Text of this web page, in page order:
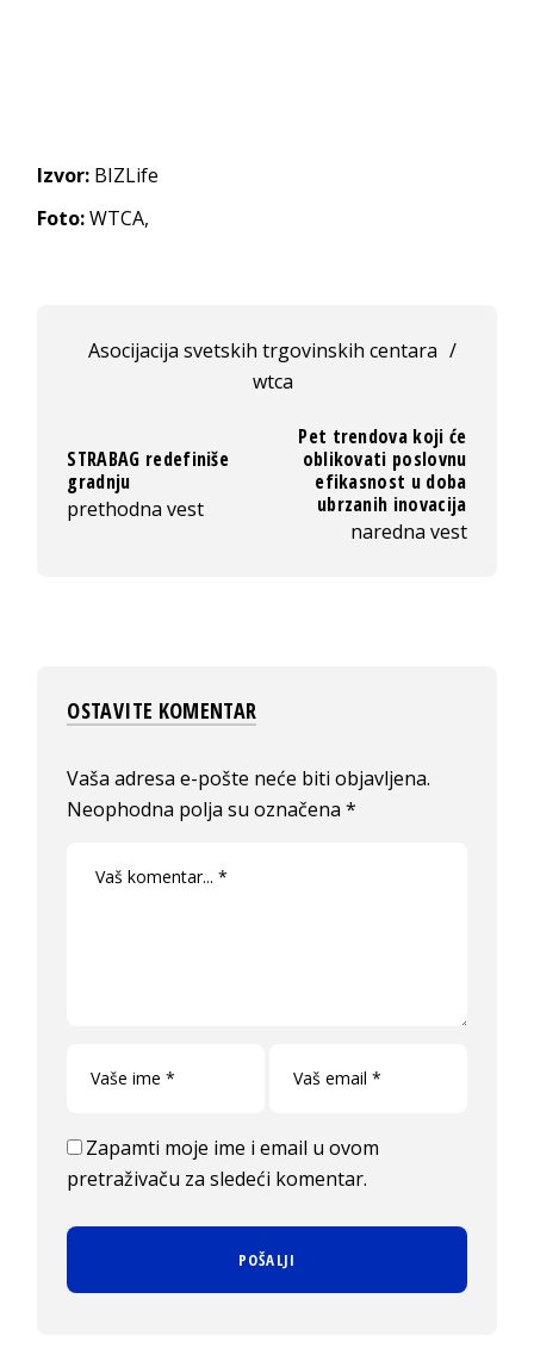
Izvor: BIZLife
Foto:WTCA,
Asocijacija svetskih trgovinskih centara /
wtca
STRABAG redefiniše
gradnju
prethodna vest
Pet trendova koji će
oblikovati poslovnu
efikasnost u doba
ubrzanih inovacija
naredna vest
OSTAVITE KOMENTAR
Vaša adresa e-pošte neće biti objavljena.
Neophodna polja su označena*
Zapamti moje ime i email u ovom
pretraživaču za sledeći komentar.